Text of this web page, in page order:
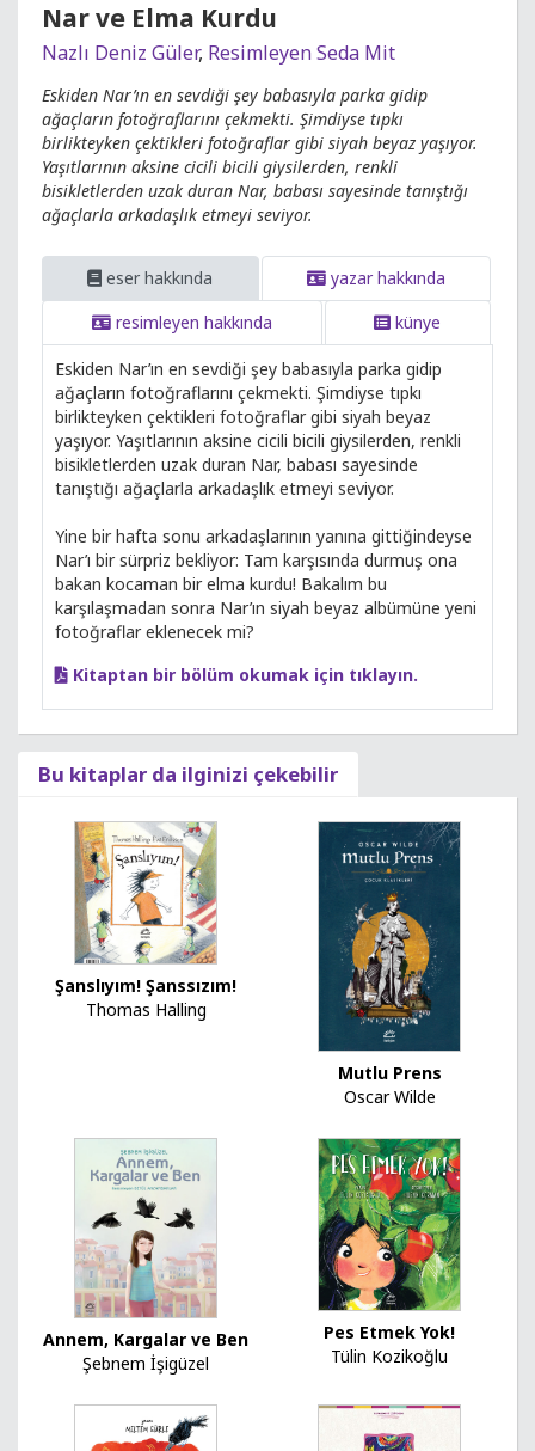
Nar ve Elma Kurdu
Nazlı Deniz Güler, Resimleyen Seda Mit
Eskiden Nar’ın en sevdiği şey babasıyla parka gidip
ağaçların fotoğraflarını çekmekti. Şimdiyse tıpkı
birlikteyken çektikleri fotoğraflar gibi siyah beyaz yaşıyor.
Yaşıtlarının aksine cicili bicili giysilerden, renkli
bisikletlerden uzak duran Nar, babası sayesinde tanıştığı
ağaçlarla arkadaşlık etmeyi seviyor.
eser hakkında
yazar hakkında
resimleyen hakkında
künye
Eskiden Nar’ın en sevdiği şey babasıyla parka gidip
ağaçların fotoğraflarını çekmekti. Şimdiyse tıpkı
birlikteyken çektikleri fotoğraflar gibi siyah beyaz
yaşıyor. Yaşıtlarının aksine cicili bicili giysilerden, renkli
bisikletlerden uzak duran Nar, babası sayesinde
tanıştığı ağaçlarla arkadaşlık etmeyi seviyor.
Yine bir hafta sonu arkadaşlarının yanına gittiğindeyse
Nar’ı bir sürpriz bekliyor: Tam karşısında durmuş ona
bakan kocaman bir elma kurdu! Bakalım bu
karşılaşmadan sonra Nar’ın siyah beyaz albümüne yeni
fotoğraflar eklenecek mi?
Kitaptan bir bölüm okumak için tıklayın.
Bu kitaplar da ilginizi çekebilir
Şanslıyım! Şanssızım!
Thomas Halling
Mutlu Prens
Oscar Wilde
Annem, Kargalar ve Ben
Şebnem İşigüzel
Pes Etmek Yok!
Tülin Kozikoğlu